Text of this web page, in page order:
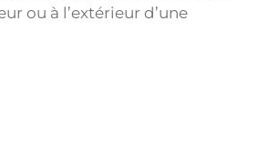
ou à l’extérieur d’une